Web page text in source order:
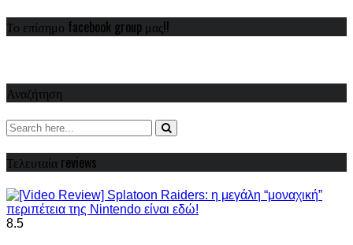
Το επίσημο facebook group μας!!
Αναζήτηση
Τελευταία reviews
8.5